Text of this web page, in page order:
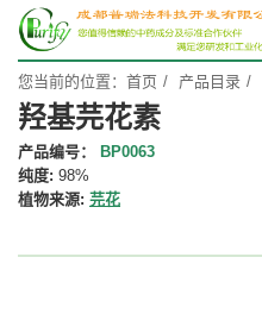
您当前的位置： 首页 产品目录
羟基芫花素
产品编号： BP0063
纯度: 98%
植物来源: 芫花